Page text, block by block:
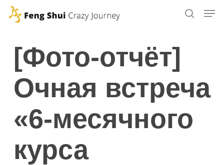
Skip
content[Фото-отчёт]
Очная встреча
«6-месячного
курса